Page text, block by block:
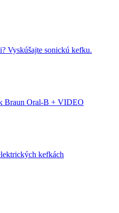
Vyskúšajte sonickú kefku.
Braun Oral-B + VIDEO
kefkách